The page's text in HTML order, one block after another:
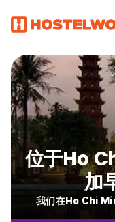
位于Ho
加
我们在Ho Chi